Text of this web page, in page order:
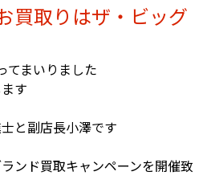
取りはザ・ビッグ
てまいりました
す
と副店長小澤です
ンド買取キャンペーンを開催致